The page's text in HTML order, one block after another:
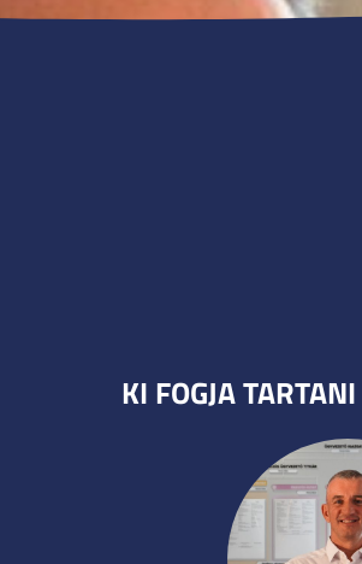
KI FOGJA